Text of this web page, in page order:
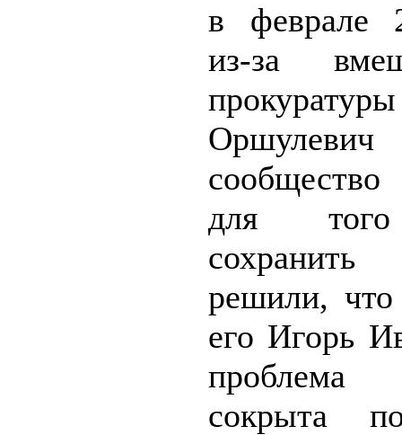
в феврале
из-за
для
решили, что
его Игорь
сокрыта